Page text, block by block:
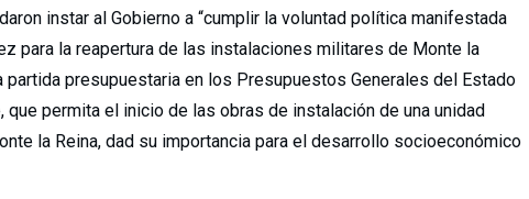
instar al Gobierno a “cumplir la voluntad política manifestada
para la reapertura de las instalaciones militares de Monte la
partida presupuestaria en los Presupuestos Generales del Estado
que permita el inicio de las obras de instalación de una unidad
la Reina, dad su importancia para el desarrollo socioeconómico